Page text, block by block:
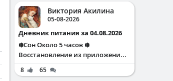
Виктория Акилина
05-08-2026
Дневник питания за 04.08.2026
❄️Сон Около 5 часов ❄️
Восстановление из приложени...
8
65